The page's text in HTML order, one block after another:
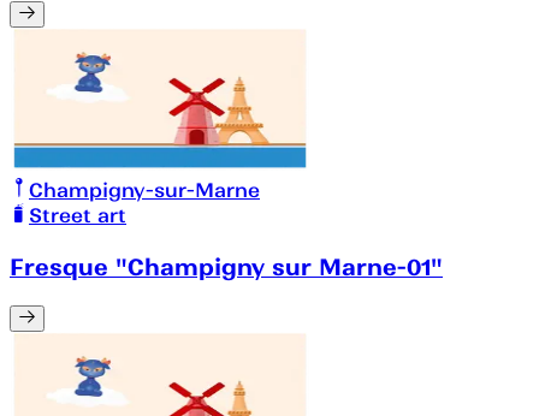
Champigny-sur-Marne
Street art
Fresque "Champigny sur Marne-01"